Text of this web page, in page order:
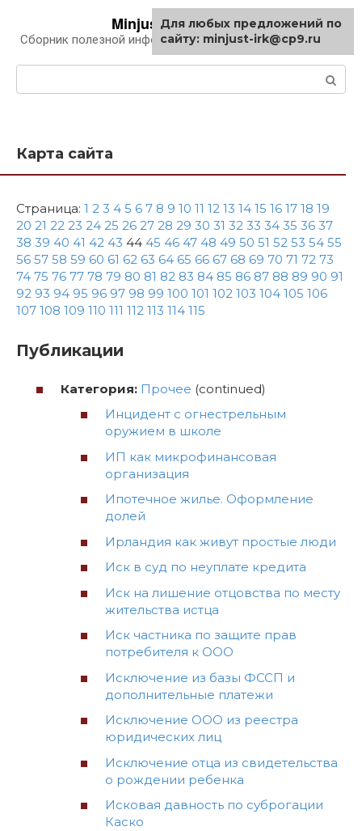
контенту
Minjust-irk.ru
Сборник полезной информации про автомобили
Карта сайта
Страница: 1 2 3 4 5 6 7 8 9 10 11 12 13 14 15 16 17 18 19
20 21 22 23 24 25 26 27 28 29 30 31 32 33 34 35 36 37
38 39 40 41 42 43 44 45 46 47 48 49 50 51 52 53 54 55
56 57 58 59 60 61 62 63 64 65 66 67 68 69 70 71 72 73
74 75 76 77 78 79 80 81 82 83 84 85 86 87 88 89 90 91
92 93 94 95 96 97 98 99 100 101 102 103 104 105 106
107 108 109 110 111 112 113 114 115
Публикации
Категория: Прочее (continued)
Инцидент с огнестрельным
оружием в школе
ИП как микрофинансовая
организация
Ипотечное жилье. Оформление
долей
Ирландия как живут простые люди
Иск в суд по неуплате кредита
Иск на лишение отцовства по месту
жительства истца
Иск частника по защите прав
потребителя к ООО
Исключение из базы ФССП и
дополнительные платежи
Исключение ООО из реестра
юридических лиц
Исключение отца из свидетельства
о рождении ребенка
Исковая давность по суброгации
Каско
Для любых предложений по
сайту: minjust-irk@cp9.ru